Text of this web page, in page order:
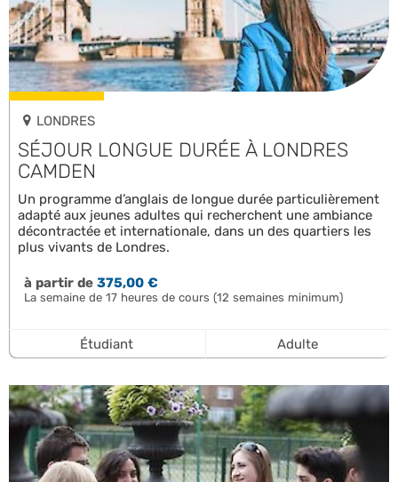
LONDRES
SÉJOUR LONGUE DURÉE À LONDRES
CAMDEN
Un programme d’anglais de longue durée particulièrement
adapté aux jeunes adultes qui recherchent une ambiance
décontractée et internationale, dans un des quartiers les
plus vivants de Londres.
à partir de375,00 €
La semaine de 17 heures de cours (12 semaines minimum)
Étudiant Adulte